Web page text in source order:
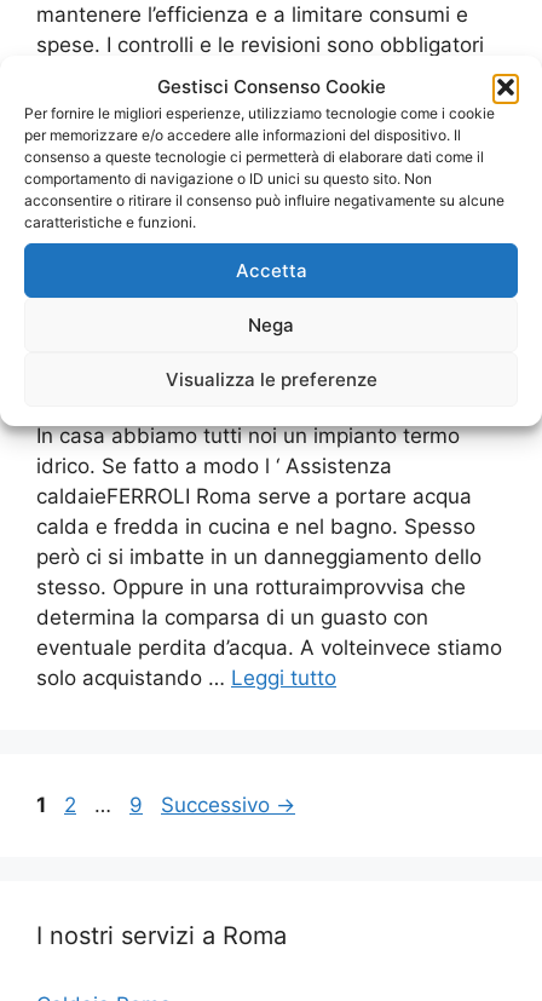
Gestisci Consenso Cookie
Per fornire le migliori esperienze, utilizziamo tecnologie come i cookie
per memorizzare e/o accedere alle informazioni del dispositivo. Il
consenso a queste tecnologie ci permetterà di elaborare dati come il
comportamento di navigazione o ID unici su questo sito. Non
acconsentire o ritirare il consenso può influire negativamente su alcune
caratteristiche e funzioni.
Accetta
Nega
Visualizza le preferenze
mantenere l’efficienza e a limitare consumi e
spese. I controlli e le revisioni sono obbligatori
per legge, permettono di individuare
eventualiguasti e anomalie e garantiscono una
migliore efficienza dell’impianto. Ogni …Leggi
tutto
Assistenza caldaie
In casa abbiamo tutti noi un impianto termo
idrico. Se fatto a modo l ‘ Assistenza
caldaieFERROLI Roma serve a portare acqua
calda e fredda in cucina e nel bagno. Spesso
però ci si imbatte in un danneggiamento dello
stesso. Oppure in una rotturaimprovvisa che
determina la comparsa di un guasto con
eventuale perdita d’acqua. A volteinvece stiamo
solo acquistando … Leggi tutto
Pagina
1 Pagina
2 … Pagina
9 Successivo →
I nostri servizi a Roma